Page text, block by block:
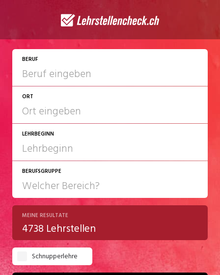
BERUF
ORT
LEHRBEGINN
2027
2028
BERUFSGRUPPE
Chemie/Pharma
Gastgewerbe
Gesundheit/Pflege/Soziales
MEINE RESULTATE
4738 Lehrstellen
Schnupperlehre